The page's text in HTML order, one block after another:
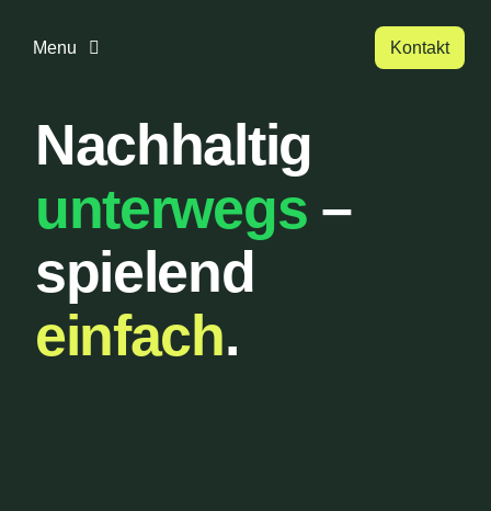
InhaltMenu
Home
Über uns
Urbanlist
Kontakt
Nachhaltig
unterwegs –
spielend
einfach.